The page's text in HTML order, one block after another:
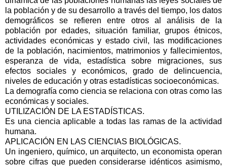
la población y de su desarrollo a través del tiempo, los datos
demográficos se refieren entre otros al análisis de la
población por edades, situación familiar, grupos étnicos,
actividades económicas y estado civil, las modificaciones
de la población, nacimientos, matrimonios y fallecimientos,
esperanza de vida, estadística sobre migraciones, sus
efectos sociales y económicos, grado de delincuencia,
niveles de educación y otras estadísticas socioeconómicas.
La demografía como ciencia se relaciona con otras como las
económicas y sociales.
UTILIZACIÓN DE LA ESTADÍSTICAS.
Es una ciencia aplicable a todas las ramas de la actividad
humana.
APLICACIÓN EN LAS CIENCIAS BIOLÓGICAS.
Un ingeniero, químico, un arquitecto, un economista operan
sobre cifras que pueden considerarse idénticos asimismo,